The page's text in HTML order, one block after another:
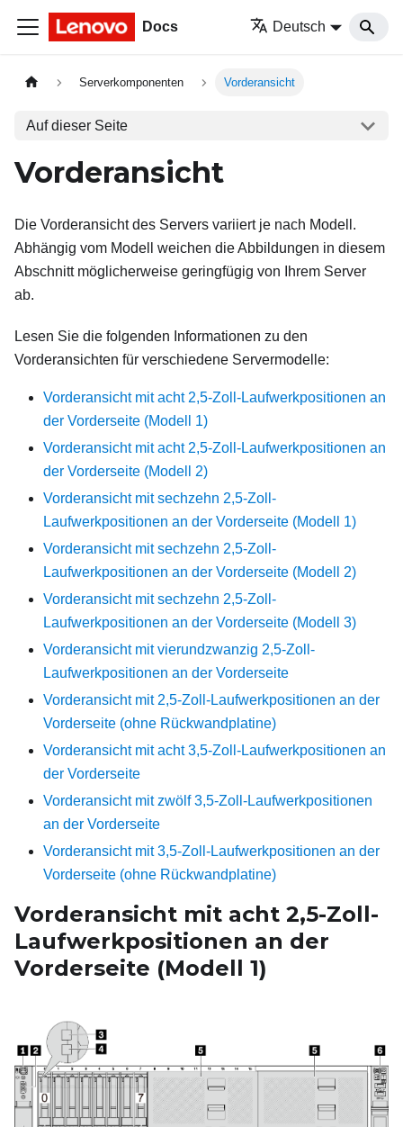
Docs Deutsch
Serverkomponenten Vorderansicht
Auf dieser Seite
Vorderansicht
Die Vorderansicht des Servers variiert je nach Modell.
Abhängig vom Modell weichen die Abbildungen in diesem
Abschnitt möglicherweise geringfügig von Ihrem Server
ab.
Lesen Sie die folgenden Informationen zu den
Vorderansichten für verschiedene Servermodelle:
Vorderansicht mit acht 2,5-Zoll-Laufwerkpositionen an
der Vorderseite (Modell 1)
Vorderansicht mit acht 2,5-Zoll-Laufwerkpositionen an
der Vorderseite (Modell 2)
Vorderansicht mit sechzehn 2,5-Zoll-
Laufwerkpositionen an der Vorderseite (Modell 1)
Vorderansicht mit sechzehn 2,5-Zoll-
Laufwerkpositionen an der Vorderseite (Modell 2)
Vorderansicht mit sechzehn 2,5-Zoll-
Laufwerkpositionen an der Vorderseite (Modell 3)
Vorderansicht mit vierundzwanzig 2,5-Zoll-
Laufwerkpositionen an der Vorderseite
Vorderansicht mit 2,5-Zoll-Laufwerkpositionen an der
Vorderseite (ohne Rückwandplatine)
Vorderansicht mit acht 3,5-Zoll-Laufwerkpositionen an
der Vorderseite
Vorderansicht mit zwölf 3,5-Zoll-Laufwerkpositionen
an der Vorderseite
Vorderansicht mit 3,5-Zoll-Laufwerkpositionen an der
Vorderseite (ohne Rückwandplatine)
Vorderansicht mit acht 2,5-Zoll-
Laufwerkpositionen an der
Vorderseite (Modell 1)